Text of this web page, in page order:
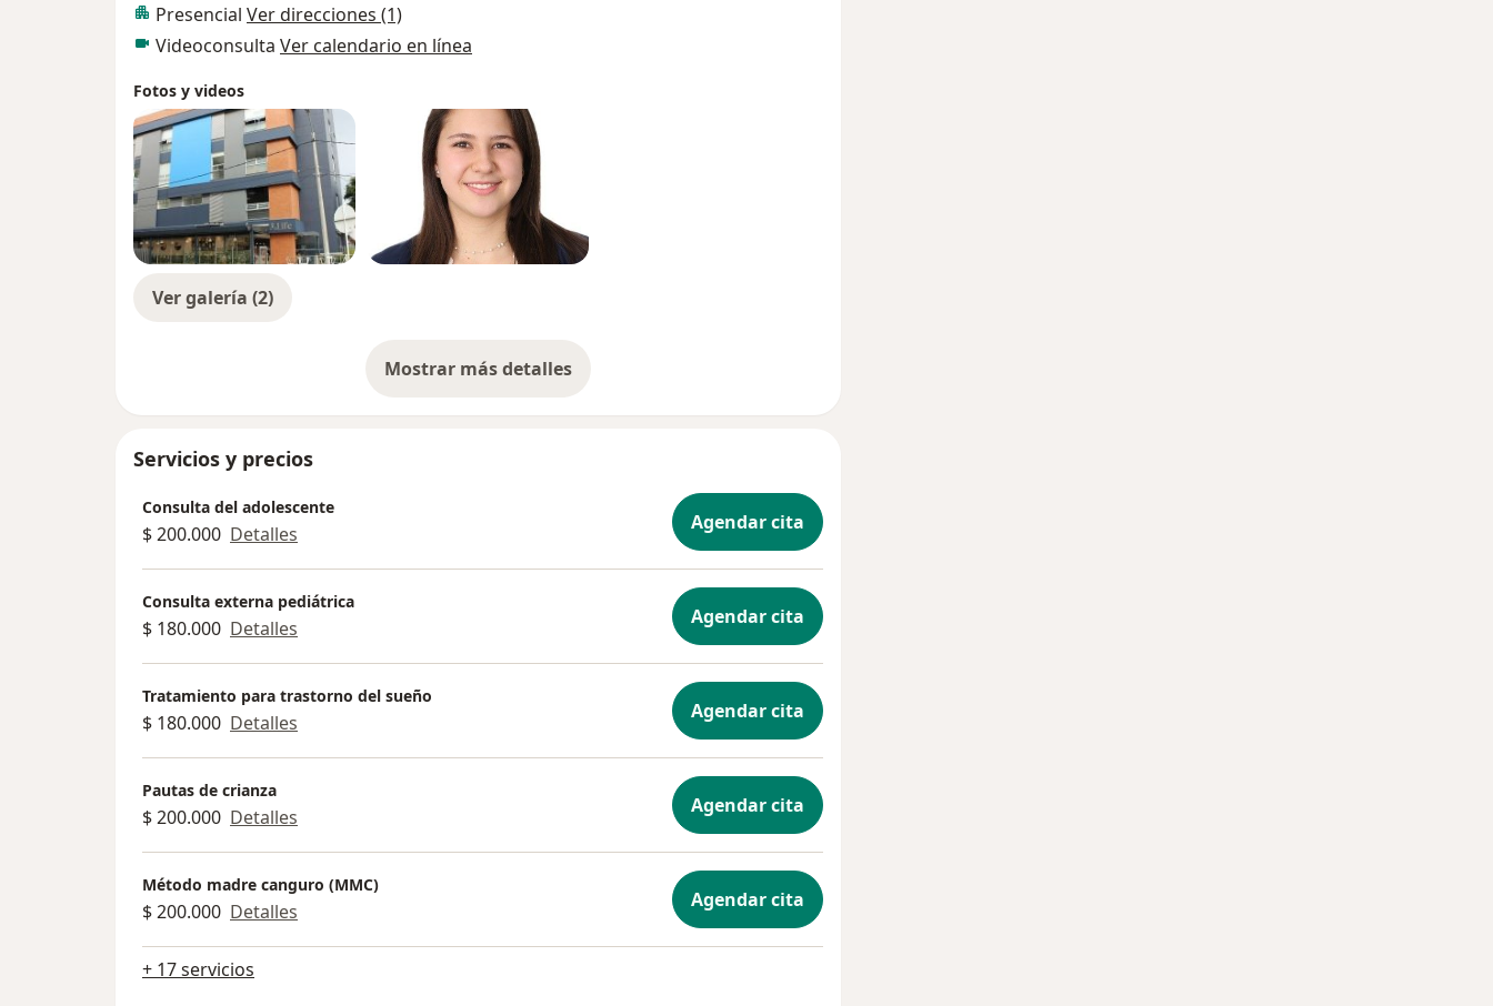
Presencial Ver direcciones (1)
Videoconsulta Ver calendario en línea
Fotos y videos
Ver galería (2)
Mostrar más detalles
sobre la experiencia
Servicios y precios
Consulta del adolescente
$ 200.000 Detalles Agendar cita
Consulta externa pediátrica
$ 180.000 Detalles Agendar cita
Tratamiento para trastorno del sueño
$ 180.000 Detalles Agendar cita
Pautas de crianza
$ 200.000 Detalles Agendar cita
Método madre canguro (MMC)
$ 200.000 Detalles Agendar cita
+ 17 servicios